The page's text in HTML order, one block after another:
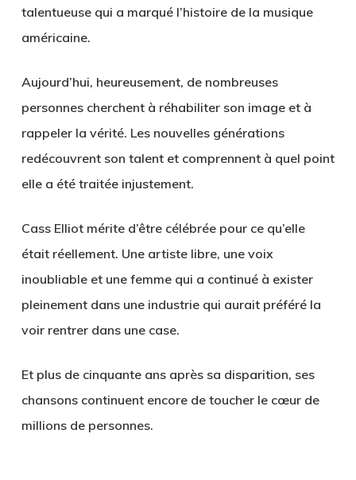
talentueuse qui a marqué l’histoire de la musique
américaine.
Aujourd’hui, heureusement, de nombreuses
personnes cherchent à réhabiliter son image et à
rappeler la vérité. Les nouvelles générations
redécouvrent son talent et comprennent à quel point
elle a été traitée injustement.
Cass Elliot mérite d’être célébrée pour ce qu’elle
était réellement. Une artiste libre, une voix
inoubliable et une femme qui a continué à exister
pleinement dans une industrie qui aurait préféré la
voir rentrer dans une case.
Et plus de cinquante ans après sa disparition, ses
chansons continuent encore de toucher le cœur de
millions de personnes.